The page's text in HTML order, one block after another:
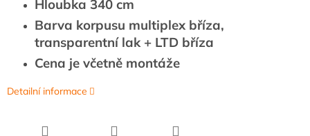
Hloubka 340 cm
Barva korpusu multiplex bříza,
transparentní lak + LTD bříza
Cena je včetně montáže
Detailní informace